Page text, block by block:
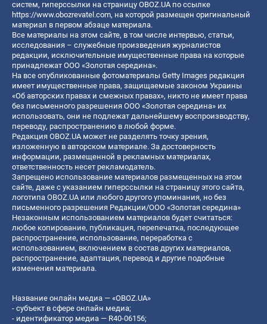
систем, гиперссылки на страницу OBOZ.UA по ссылке
https://www.obozrevatel.com, на которой размещен оригинальный
материал в первом абзаце материала.
Все материалы на этом сайте, в том числе интервью, статьи,
исследования – служебные произведения журналистов
редакции, исключительные имущественные права на которые
принадлежат ООО «Золотая середина».
На все опубликованные фотоматериалы Getty Images редакция
имеет имущественные права, защищаемые законом Украины
«Об авторских правах и смежных правах», никто не имеет права
без письменного разрешения ООО «Золотая середина» их
использовать, они не подлежат дальнейшему воспроизводству,
переводу, распространению в любой форме.
Редакция OBOZ.UA может не разделять точку зрения,
изложенную в авторском материале. За достоверность
информации, размещенной в рекламных материалах,
ответственность несет рекламодатель.
Запрещено использование материалов размещенных на этом
сайте, даже с указанием гиперссылки на страницу этого сайта,
логотипа OBOZ.UA или любого другого упоминания, но без
письменного разрешения Редакции/ООО «Золотая середина»
Незаконным использованием материалов будет считаться:
любое копирование, публикация, перепечатка, последующее
распространение, использование, переработка с
использованием, включением в состав других материалов,
распространение, адаптация, перевод и другие подобные
изменения материала.
Название онлайн медиа — «OBOZ.UA»
- субъект в сфере онлайн медиа;
- идентификатор медиа — R40-06156;